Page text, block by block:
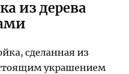
из дерева
сделанная из
украшением